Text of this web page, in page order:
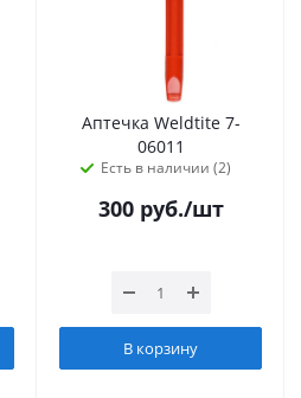
Аптечка Weldtite 7-
06011
Есть в наличии (2)
300руб./шт
В корзину